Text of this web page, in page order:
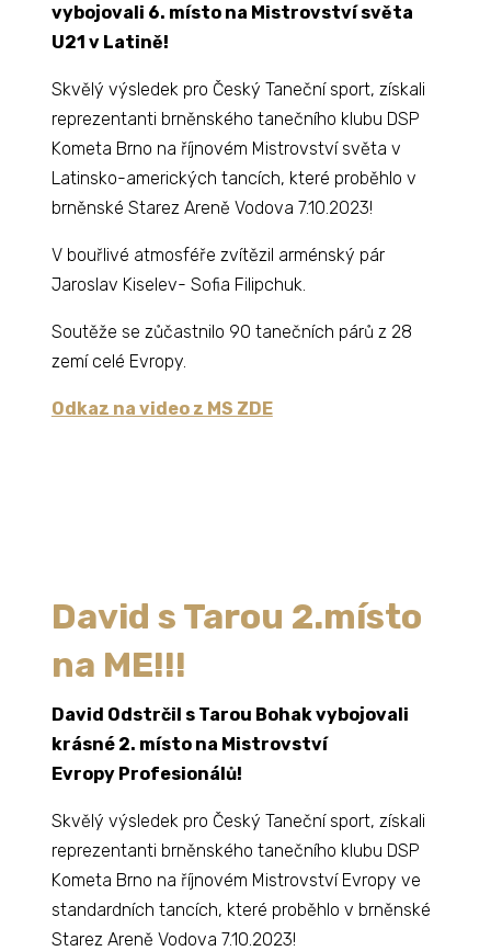
vybojovali 6. místo na Mistrovství světa
U21 v Latině!
Skvělý výsledek pro Český Taneční sport, získali
reprezentanti brněnského tanečního klubu DSP
Kometa Brno na říjnovém Mistrovství světa v
Latinsko-amerických tancích, které proběhlo v
brněnské Starez Areně Vodova 7.10.2023!
V bouřlivé atmosféře zvítězil arménský pár
Jaroslav Kiselev- Sofia Filipchuk.
Soutěže se zůčastnilo 90 tanečních párů z 28
zemí celé Evropy.
Odkaz na video z MS ZDE
David s Tarou 2.místo
na ME!!!
David Odstrčil s Tarou Bohak vybojovali
krásné 2. místo na Mistrovství
Evropy Profesionálů!
Skvělý výsledek pro Český Taneční sport, získali
reprezentanti brněnského tanečního klubu DSP
Kometa Brno na říjnovém Mistrovství Evropy ve
standardních tancích, které proběhlo v brněnské
Starez Areně Vodova 7.10.2023!